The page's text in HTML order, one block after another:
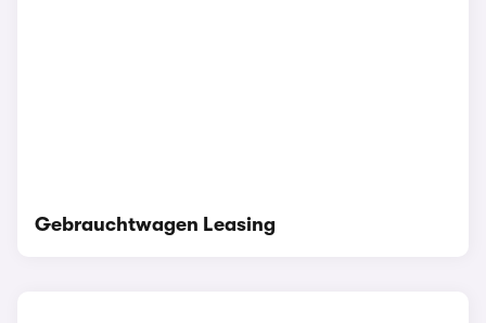
Gebrauchtwagen Leasing